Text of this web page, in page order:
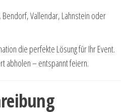
Vallendar, Lahnstein oder
die perfekte Lösung für Ihr Event.
abholen – entspannt feiern.